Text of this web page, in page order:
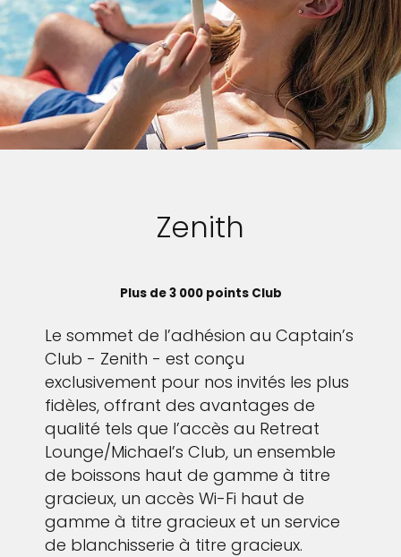
Zenith
Plus de 3 000 points Club
Le sommet de l’adhésion au Captain’s
Club - Zenith - est conçu
exclusivement pour nos invités les plus
fidèles, offrant des avantages de
qualité tels que l’accès au Retreat
Lounge/Michael’s Club, un ensemble
de boissons haut de gamme à titre
gracieux, un accès Wi-Fi haut de
gamme à titre gracieux et un service
de blanchisserie à titre gracieux.